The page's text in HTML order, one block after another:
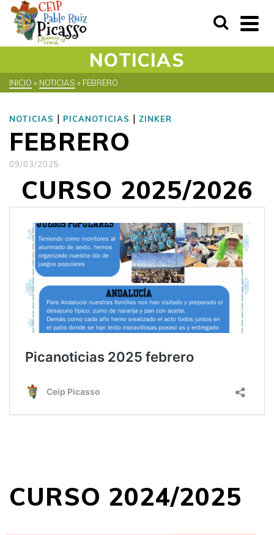
NOTICIAS
INICIO »NOTICIAS »FEBRERO
NOTICIAS | PICANOTICIAS | ZINKER
FEBRERO
09/03/2025
CURSO 2025/2026
CURSO 2024/2025